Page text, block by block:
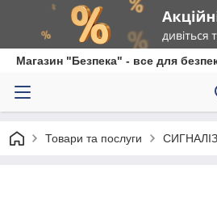
Магазин "Безпека" - все для
Товари та послуги